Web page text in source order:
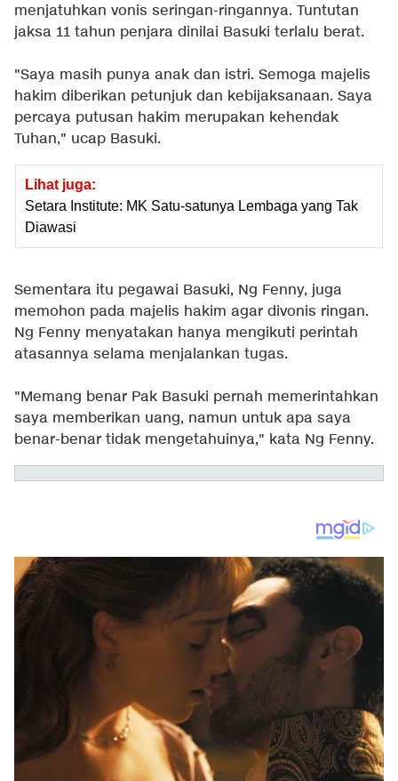
menjatuhkan vonis seringan-ringannya. Tuntutan
jaksa 11 tahun penjara dinilai Basuki terlalu berat.
"Saya masih punya anak dan istri. Semoga majelis
hakim diberikan petunjuk dan kebijaksanaan. Saya
percaya putusan hakim merupakan kehendak
Tuhan," ucap Basuki.
Lihat juga:
Setara Institute: MK Satu-satunya Lembaga yang Tak
Diawasi
Sementara itu pegawai Basuki, Ng Fenny, juga
memohon pada majelis hakim agar divonis ringan.
Ng Fenny menyatakan hanya mengikuti perintah
atasannya selama menjalankan tugas.
"Memang benar Pak Basuki pernah memerintahkan
saya memberikan uang, namun untuk apa saya
benar-benar tidak mengetahuinya," kata Ng Fenny.